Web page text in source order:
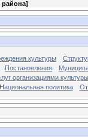
района]
культуры
Постановления
организациями культуры
Национальная политика